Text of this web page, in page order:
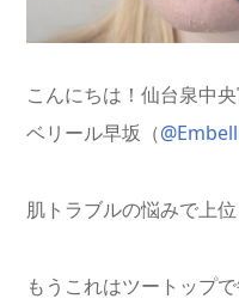
こんにちは！仙台泉中
ベリール早坂（
肌トラブルの悩みで上
もうこれはツートップ